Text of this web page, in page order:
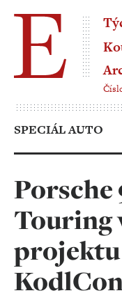
SPECIÁL AUTO
Porsche
Touring
projektu